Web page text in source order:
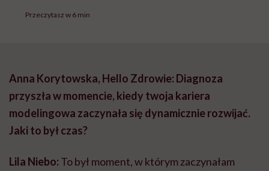
Przeczytasz w 6 min
Anna Korytowska, Hello Zdrowie: Diagnoza
przyszła w momencie, kiedy twoja kariera
modelingowa zaczynała się dynamicznie rozwijać.
Jaki to był czas?
Lila Niebo: To był moment, w którym zaczynałam